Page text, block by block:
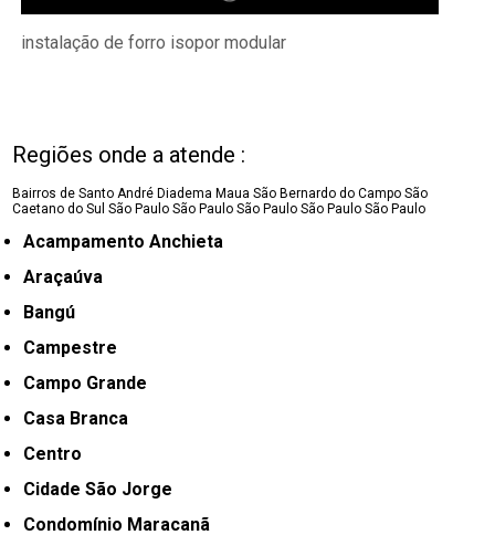
instalação de forro isopor modular
Regiões onde a atende :
Bairros de Santo André Diadema Maua São Bernardo do Campo São
Caetano do SulSão Paulo São Paulo São Paulo São Paulo São Paulo
Acampamento Anchieta
Araçaúva
Bangú
Campestre
Campo Grande
Casa Branca
Centro
Cidade São Jorge
Condomínio Maracanã